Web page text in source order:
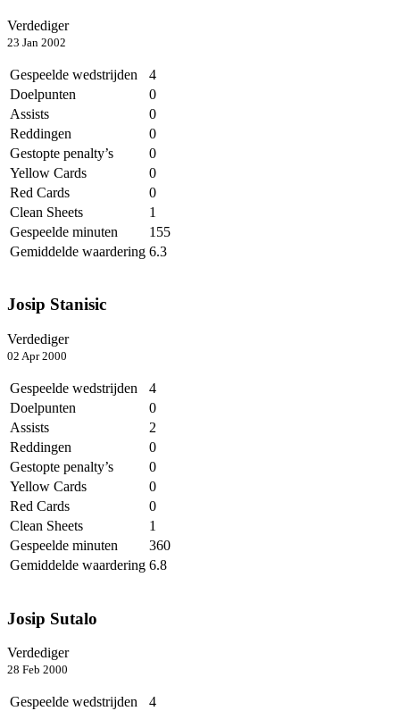
Verdediger
23 Jan 2002
Gespeelde wedstrijden
4
Doelpunten
0
Assists
0
Reddingen
0
Gestopte penalty’s
0
Yellow Cards
0
Red Cards
0
Clean Sheets
1
Gespeelde minuten
155
Gemiddelde waardering 6.3
Josip Stanisic
Verdediger
02 Apr 2000
Gespeelde wedstrijden
4
Doelpunten
0
Assists
2
Reddingen
0
Gestopte penalty’s
0
Yellow Cards
0
Red Cards
0
Clean Sheets
1
Gespeelde minuten
360
Gemiddelde waardering 6.8
Josip Sutalo
Verdediger
28 Feb 2000
Gespeelde wedstrijden
4